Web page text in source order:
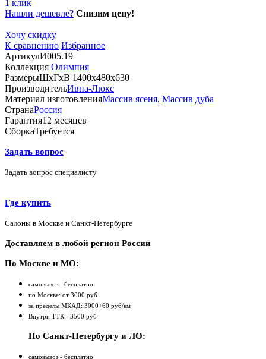
1 клик
Нашли дешевле? Снизим цену!
Хочу скидку
К сравнению Избранное
АртикулИ005.19
Коллекция Олимпия
РазмерыШхГхВ 1400х480х630
ПроизводительИвна-Люкс
Материал изготовленияМассив ясеня, Массив дуба
СтранаРоссия
Гарантия12 месяцев
СборкаТребуется
Задать вопрос
Задать вопрос специалисту
Где купить
Салоны в Москве и Санкт-Петербурге
Доставляем в любой регион России
По Москве и МО:
самовывоз - бесплатно
по Москве: от 3000 руб
за пределы МКАД: 3000+60 руб/км
Внутри ТТК - 3500 руб
По Санкт-Петербургу и ЛО:
самовывоз - бесплатно